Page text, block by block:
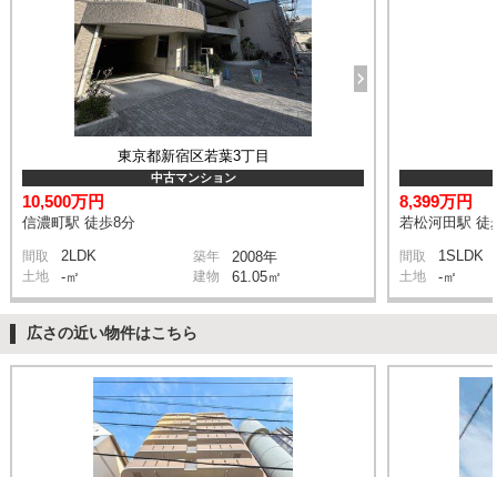
東京都新宿区若葉3丁目
中古マンション
10,500万円
信濃町駅 徒歩8分
間取 2LDK 築年 2008年
土地 -㎡ 建物 61.05㎡
8,399万円
若松河田駅 徒
間取 1SLDK
土地 -㎡
広さの近い物件はこちら